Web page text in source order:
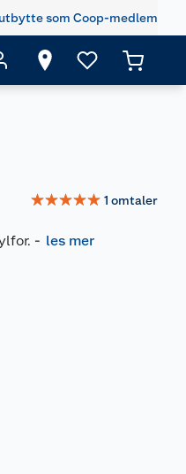
som Coop-medlem
☆☆☆☆☆ 1 omtaler
- les mer